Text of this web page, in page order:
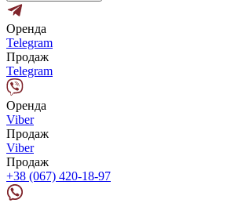
Оренда
Telegram
Продаж
Telegram
Оренда
Viber
Продаж
Viber
Продаж
+38 (067) 420-18-97